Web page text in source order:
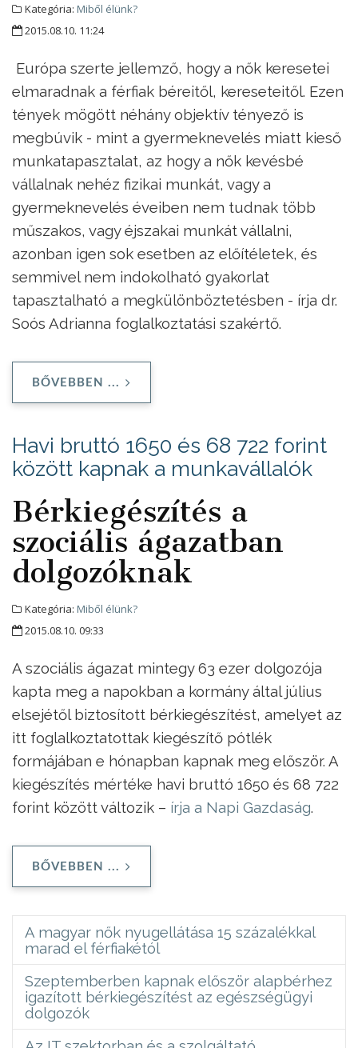
Kategória: Miből élünk?
2015.08.10. 11:24
Európa szerte jellemző, hogy a nők keresetei
elmaradnak a férfiak béreitől, kereseteitől. Ezen
tények mögött néhány objektív tényező is
megbúvik - mint a gyermeknevelés miatt kieső
munkatapasztalat, az hogy a nők kevésbé
vállalnak nehéz fizikai munkát, vagy a
gyermeknevelés éveiben nem tudnak több
műszakos, vagy éjszakai munkát vállalni,
azonban igen sok esetben az előítéletek, és
semmivel nem indokolható gyakorlat
tapasztalható a megkülönböztetésben - írja dr.
Soós Adrianna foglalkoztatási szakértő.
BŐVEBBEN ...
Havi bruttó 1650 és 68 722 forint
között kapnak a munkavállalók
Bérkiegészítés a
szociális ágazatban
dolgozóknak
Kategória: Miből élünk?
2015.08.10. 09:33
A szociális ágazat mintegy 63 ezer dolgozója
kapta meg a napokban a kormány által július
elsejétől biztosított bérkiegészítést, amelyet az
itt foglalkoztatottak kiegészítő pótlék
formájában e hónapban kapnak meg először. A
kiegészítés mértéke havi bruttó 1650 és 68 722
forint között változik – írja a Napi Gazdaság.
BŐVEBBEN ...
A magyar nők nyugellátása 15 százalékkal
marad el férfiakétól
Szeptemberben kapnak először alapbérhez
igazított bérkiegészítést az egészségügyi
dolgozók